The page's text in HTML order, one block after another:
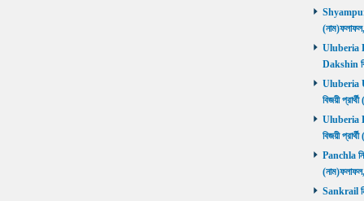
Shyampur
Uluberia
Dakshin
Uluberia
বিজয়ী
Uluberia
বিজয়ী
Panchla
Sankrail